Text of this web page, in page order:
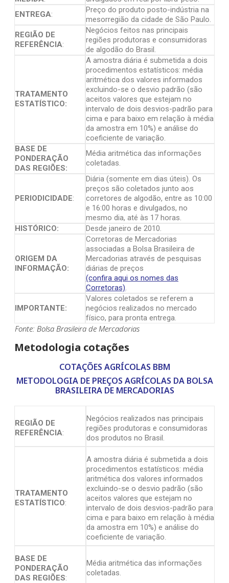
ENTREGA:
Preço do produto posto-indústria na
mesorregião da cidade de São Paulo.
REGIÃO DE
REFERÊNCIA:
Negócios feitos nas principais
regiões produtoras e consumidoras
de algodão do Brasil.
TRATAMENTO
ESTATÍSTICO:
A amostra diária é submetida a dois
procedimentos estatísticos: média
aritmética dos valores informados
excluindo-se o desvio padrão (são
aceitos valores que estejam no
intervalo de dois desvios-padrão para
cima e para baixo em relação à média
da amostra em 10%) e análise do
coeficiente de variação.
BASE DE
PONDERAÇÃO
DAS REGIÕES:
Média aritmética das informações
coletadas.
PERIODICIDADE:
Diária (somente em dias úteis). Os
preços são coletados junto aos
corretores de algodão, entre as 10:00
e 16:00 horas e divulgados, no
mesmo dia, até às 17 horas.
HISTÓRICO:
Desde janeiro de 2010.
ORIGEM DA
INFORMAÇÃO:
Corretoras de Mercadorias
associadas a Bolsa Brasileira de
Mercadorias através de pesquisas
diárias de preços
(confira aqui os nomes das
Corretoras).
IMPORTANTE:
Valores coletados se referem a
negócios realizados no mercado
físico, para pronta entrega.
Fonte: Bolsa Brasileira de Mercadorias
Metodologia cotações
COTAÇÕES AGRÍCOLAS BBM
METODOLOGIA DE PREÇOS AGRÍCOLAS DA BOLSA
BRASILEIRA DE MERCADORIAS
REGIÃO DE
REFERÊNCIA:
Negócios realizados nas principais
regiões produtoras e consumidoras
dos produtos no Brasil.
TRATAMENTO
ESTATÍSTICO:
A amostra diária é submetida a dois
procedimentos estatísticos: média
aritmética dos valores informados
excluindo-se o desvio padrão (são
aceitos valores que estejam no
intervalo de dois desvios-padrão para
cima e para baixo em relação à média
da amostra em 10%) e análise do
coeficiente de variação.
BASE DE
PONDERAÇÃO
DAS REGIÕES:
Média aritmética das informações
coletadas.